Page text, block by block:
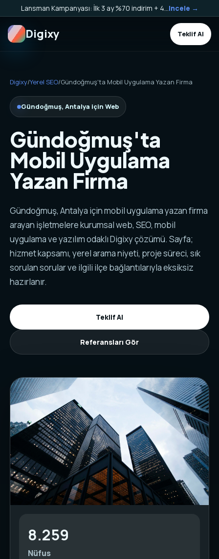
Incele →
Digixy Teklif Al
Digixy/Yerel SEO/Gündoğmuş'ta Mobil Uygulama Yazan Firma
Gündoğmuş, Antalya için Web
Gündoğmuş'ta
Mobil Uygulama
Yazan Firma
Gündoğmuş, Antalya için mobil uygulama yazan firma
arayan işletmelere kurumsal web, SEO, mobil
uygulama ve yazılım odaklı Digixy çözümü. Sayfa;
hizmet kapsamı, yerel arama niyeti, proje süreci, sık
sorulan sorular ve ilgili ilçe bağlantılarıyla eksiksiz
hazırlanır.
Teklif Al
Referansları Gör
8.259
Nüfus